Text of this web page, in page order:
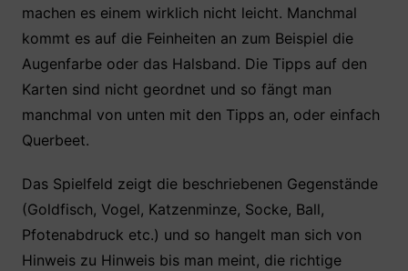
machen es einem wirklich nicht leicht. Manchmal
kommt es auf die Feinheiten an zum Beispiel die
Augenfarbe oder das Halsband. Die Tipps auf den
Karten sind nicht geordnet und so fängt man
manchmal von unten mit den Tipps an, oder einfach
Querbeet.
Das Spielfeld zeigt die beschriebenen Gegenstände
(Goldfisch, Vogel, Katzenminze, Socke, Ball,
Pfotenabdruck etc.) und so hangelt man sich von
Hinweis zu Hinweis bis man meint, die richtige